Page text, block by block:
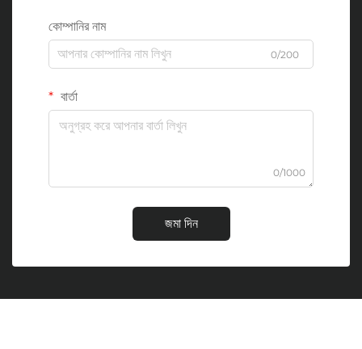
কোম্পানির নাম
0/200
বার্তা
0/1000
জমা দিন